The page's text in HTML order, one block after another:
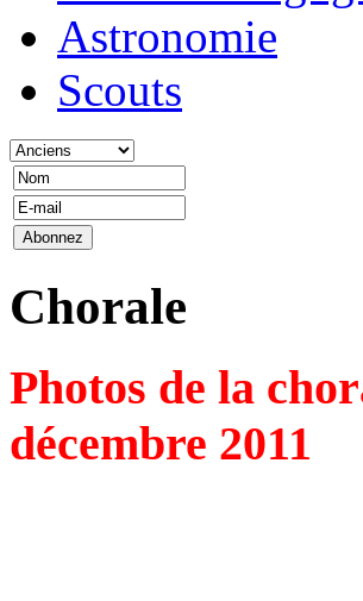
Astronomie
Scouts
Chorale
Photos de la
décembre 2011